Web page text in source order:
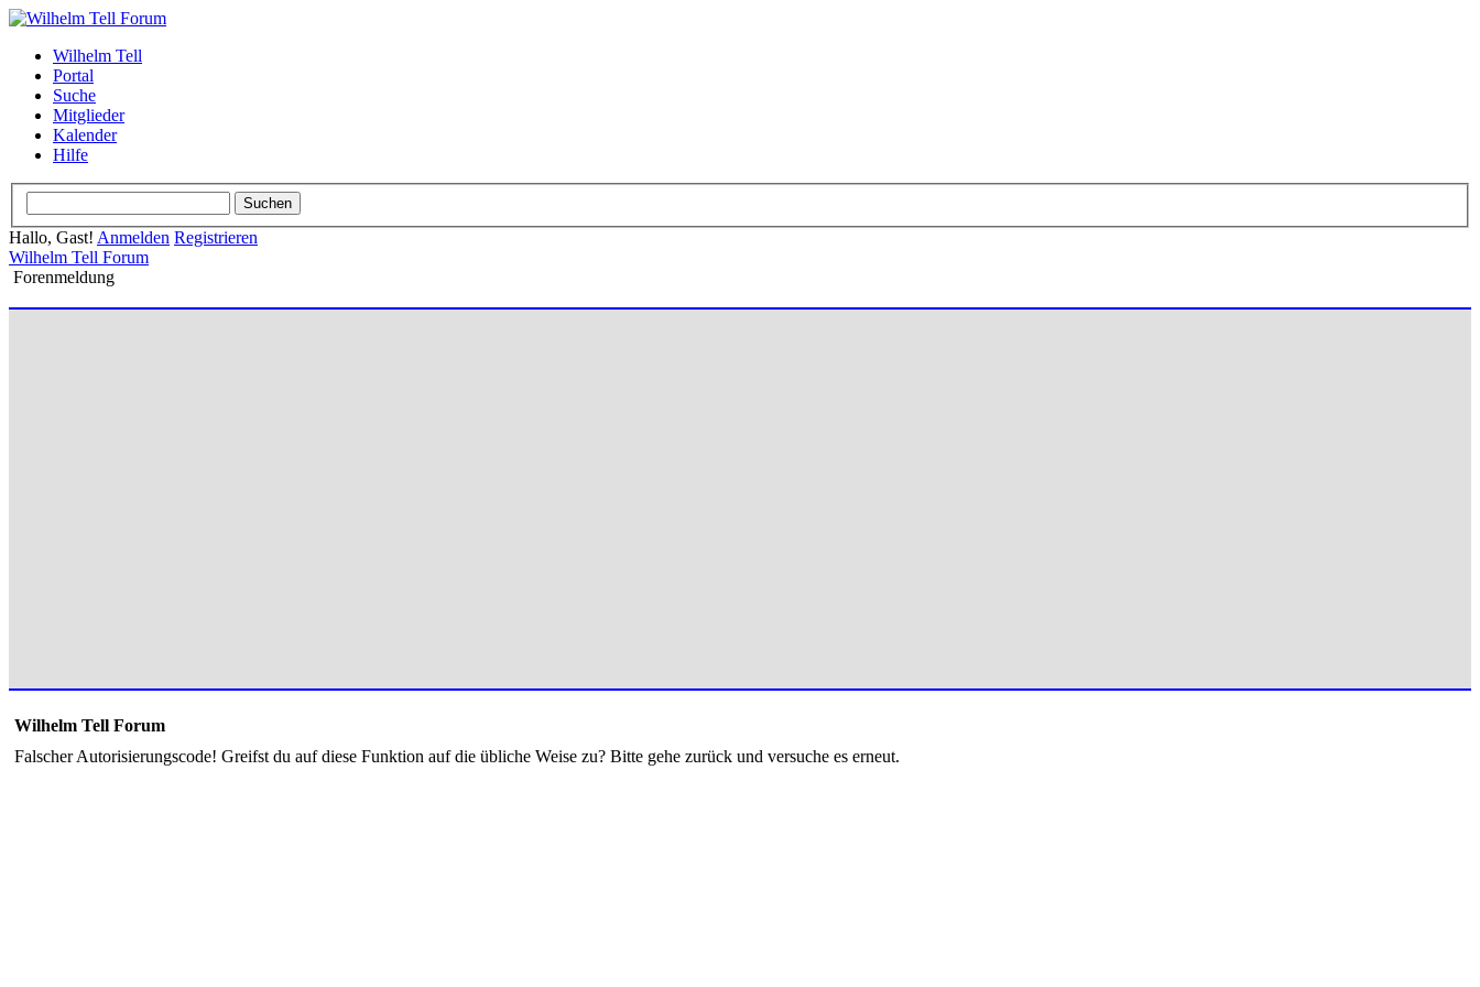
Wilhelm Tell
Portal
Suche
Mitglieder
Kalender
Hilfe
Hallo, Gast! Anmelden Registrieren
Wilhelm Tell Forum
Forenmeldung
Wilhelm Tell Forum
Falscher Autorisierungscode! Greifst du auf diese Funktion auf die übliche Weise zu? Bitte gehe zurück und versuche es erneut.